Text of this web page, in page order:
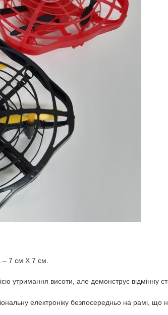
7 см Х 7 см.
утримання висоти, але демонструє відмінну
електроніку безпосередньо на рамі,